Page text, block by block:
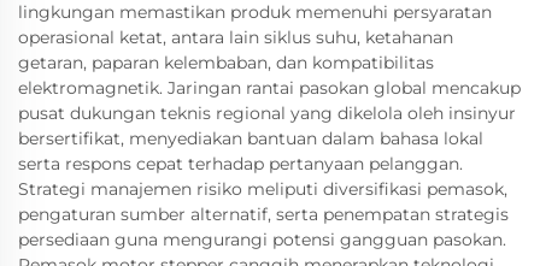
lingkungan memastikan produk memenuhi persyaratan
operasional ketat, antara lain siklus suhu, ketahanan
getaran, paparan kelembaban, dan kompatibilitas
elektromagnetik. Jaringan rantai pasokan global mencakup
pusat dukungan teknis regional yang dikelola oleh insinyur
bersertifikat, menyediakan bantuan dalam bahasa lokal
serta respons cepat terhadap pertanyaan pelanggan.
Strategi manajemen risiko meliputi diversifikasi pemasok,
pengaturan sumber alternatif, serta penempatan strategis
persediaan guna mengurangi potensi gangguan pasokan.